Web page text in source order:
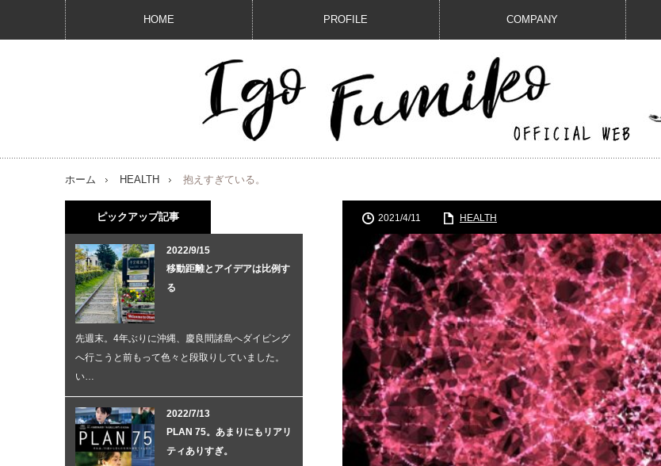
HOME PROFILE COMPANY
ホーム HEALTH 抱えすぎている。
2021/4/11 HEALTH
ピックアップ記事
2022/9/15
移動距離とアイデアは比例す
る
先週末。4年ぶりに沖縄、慶良間諸島へダイビング
へ行こうと前もって色々と段取りしていました。
い…
2022/7/13
PLAN 75。あまりにもリアリ
ティありすぎ。